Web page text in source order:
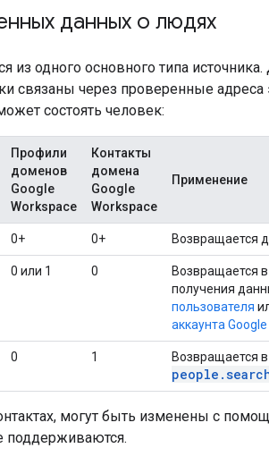
данных о людях
из одного основного типа
связаны через проверенные
состоять человек:
Профили
доменов
Google
Workspace
Контакты
домена
Google
Workspace
Применение
0+ 0+ Возвращается
0 или 1 0 Возвращается в
получения
пользователя
аккаунта
0 1 Возвращается в
могут быть изменены с
поддерживаются.